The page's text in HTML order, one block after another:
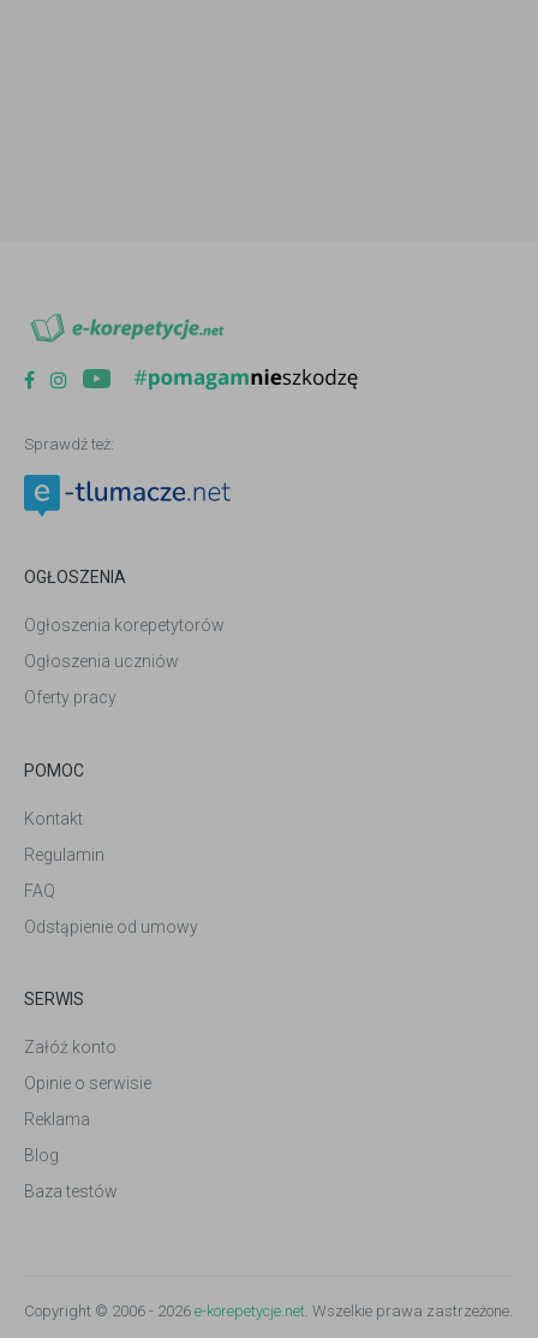
Sprawdź też:
OGŁOSZENIA
Ogłoszenia korepetytorów
Ogłoszenia uczniów
Oferty pracy
POMOC
Kontakt
Regulamin
FAQ
Odstąpienie od umowy
SERWIS
Załóż konto
Opinie o serwisie
Reklama
Blog
Baza testów
Copyright © 2006 - 2026 e-korepetycje.net. Wszelkie prawa zastrzeżone.